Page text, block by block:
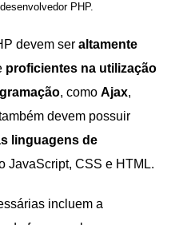
PHP.
devem ser altamente
proficientes na utilização
, como Ajax,
devem possuir
linguagens de
JavaScript, CSS e HTML.
incluem a